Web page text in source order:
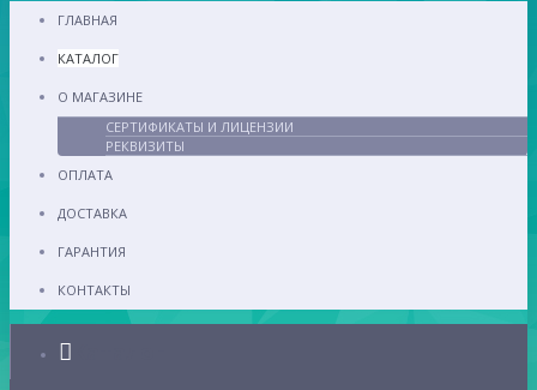
ГЛАВНАЯ
КАТАЛОГ
О МАГАЗИНЕ
СЕРТИФИКАТЫ И ЛИЦЕНЗИИ
РЕКВИЗИТЫ
ОПЛАТА
ДОСТАВКА
ГАРАНТИЯ
КОНТАКТЫ